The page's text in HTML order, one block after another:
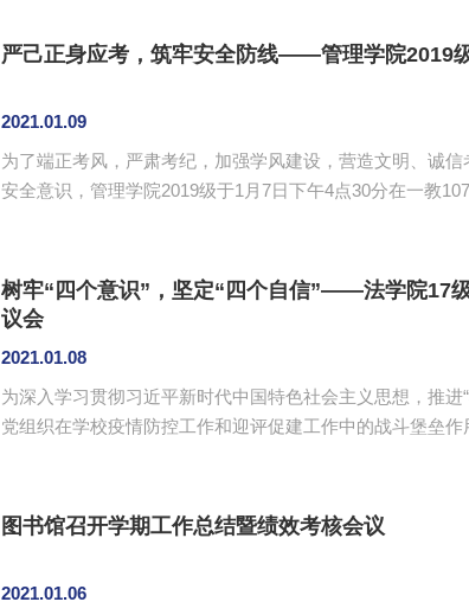
公区的安全排查工作中，赖伟成指出：实验（训）室、工
严己正身应考，筑牢安全防线——管理学院2019
2021.01.09
为了端正考风，严肃考纪，加强学风建设，营造文明、诚
安全意识，管理学院2019级于1月7日下午4点30分在一教
重后果，并重申学校学生考试违规处理方法，强调同学们
树牢“四个意识”，坚定“四个自信”——法学院17
议会
2021.01.08
为深入学习贯彻习近平新时代中国特色社会主义思想，推
党组织在学校疫情防控工作和迎评促建工作中的战斗堡垒
中国特色社会主义思想为统领，坚决做到“两个维护”，扎实
图书馆召开学期工作总结暨绩效考核会议
2021.01.06